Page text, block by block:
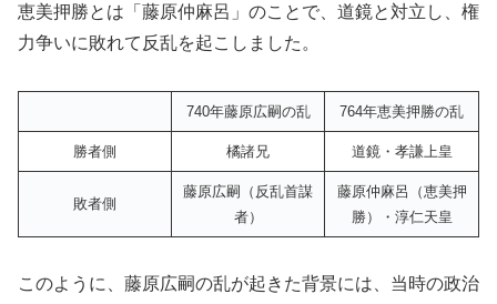
恵美押勝とは「藤原仲麻呂」のことで、道鏡と対立し、権
力争いに敗れて反乱を起こしました。
740年藤原広嗣の乱 764年恵美押勝の乱
勝者側 橘諸兄 道鏡・孝謙上皇
敗者側
藤原広嗣（反乱首謀
者）
藤原仲麻呂（恵美押
勝）・淳仁天皇
このように、藤原広嗣の乱が起きた背景には、当時の政治